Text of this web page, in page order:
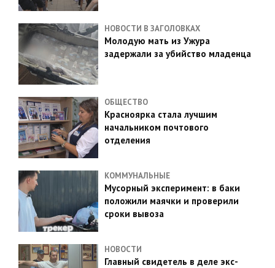
НОВОСТИ В ЗАГОЛОВКАХ
Молодую мать из Ужура
задержали за убийство младенца
ОБЩЕСТВО
Красноярка стала лучшим
начальником почтового
отделения
КОММУНАЛЬНЫЕ
Мусорный эксперимент: в баки
положили маячки и проверили
сроки вывоза
НОВОСТИ
Главный свидетель в деле экс-